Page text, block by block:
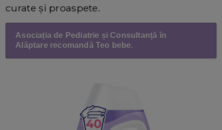
curate și proaspete.
Asociația de Pediatrie și Consultanță în
Alăptare recomandă Teo bebe.